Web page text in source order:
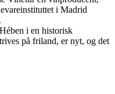
i Madrid
i en historisk
på friland, er nyt, og det